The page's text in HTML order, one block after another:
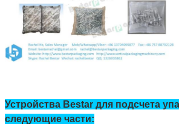
Устройства Bestar для подсчета
следующие части: